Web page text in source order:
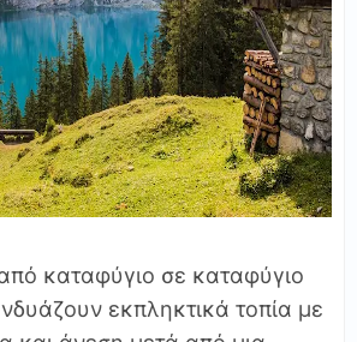
καταφύγιο σε καταφύγιο
εκπληκτικά τοπία με